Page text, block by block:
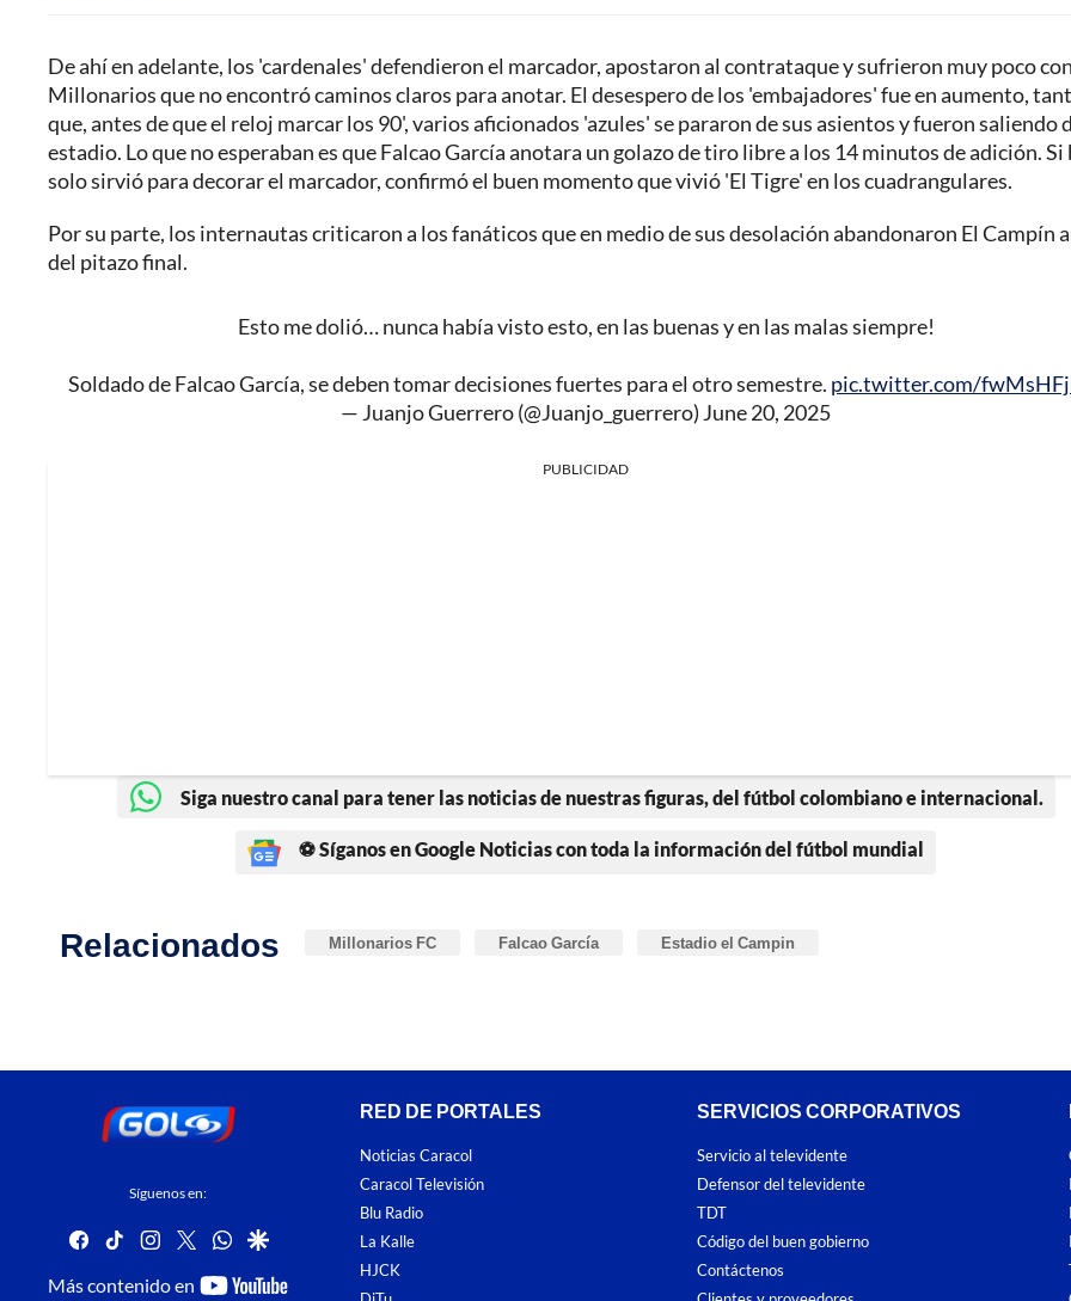
De ahí en adelante, los 'cardenales' defendieron el marcador, apostaron al contrataque y sufrieron muy poco
Millonarios que no encontró caminos claros para anotar. El desespero de los 'embajadores' fue en aumento,
que, antes de que el reloj marcar los 90', varios aficionados 'azules' se pararon de sus asientos y fueron saliendo
estadio. Lo que no esperaban es que Falcao García anotara un golazo de tiro libre a los 14 minutos de adición. Si
solo sirvió para decorar el marcador, confirmó el buen momento que vivió 'El Tigre' en los cuadrangulares.
Por su parte, los internautas criticaron a los fanáticos que en medio de sus desolación abandonaron El Campín
del pitazo final.
Esto me dolió… nunca había visto esto, en las buenas y en las malas siempre!
Soldado de Falcao García, se deben tomar decisiones fuertes para el otro semestre. pic.twitter.com/
— Juanjo Guerrero (@Juanjo_guerrero) June 20, 2025
PUBLICIDAD
Siga nuestro canal para tener las noticias de nuestras figuras, del fútbol colombiano e internacional.
⚽ Síganos en Google Noticias con toda la información del fútbol mundial
Relacionados Millonarios FC Falcao García Estadio el Campin
Síguenos en:
facebook
tiktokinstagram
twitterwhatsapp
google
Más contenido en
youtube-
RED DE PORTALES
Noticias Caracol
Caracol Televisión
Blu Radio
La Kalle
HJCK
SERVICIOS CORPORATIVOS
Servicio al televidente
Defensor del televidente
TDT
Código del buen gobierno
Contáctenos